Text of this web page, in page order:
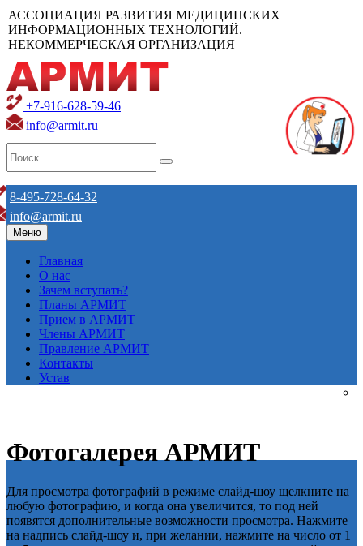
АССОЦИАЦИЯ РАЗВИТИЯ МЕДИЦИНСКИХ
ИНФОРМАЦИОННЫХ ТЕХНОЛОГИЙ.
НЕКОММЕРЧЕСКАЯ ОРГАНИЗАЦИЯ
+7-916-628-59-46
info@armit.ru
8-495-728-64-32
info@armit.ru
Меню
Главная
О нас
Зачем вступать?
Планы АРМИТ
Прием в АРМИТ
Члены АРМИТ
Правление АРМИТ
Контакты
Устав
Фотогалерея АРМИТ
Для просмотра фотографий в режиме слайд-шоу щелкните на
любую фотографию, и когда она увеличится, то под ней
появятся дополнительные возможности просмотра. Нажмите
на надпись слайд-шоу и, при желании, нажмите на число от 1